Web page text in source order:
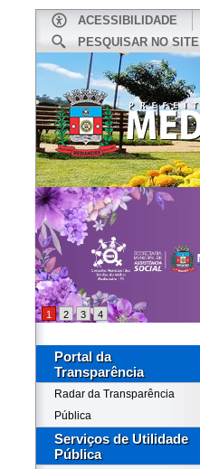
ACESSIBILIDADE
PESQUISAR NO SITE
1 2 3 4
Portal da
Transparência
Radar da Transparência
Pública
Serviços de Utilidade
Pública